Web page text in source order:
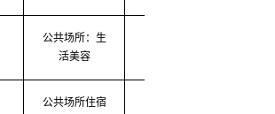
公共场所：生
活美容
公共场所住宿